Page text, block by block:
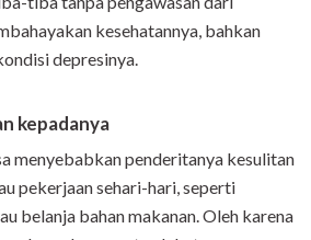
kesehatannya, bahkan
depresinya.
kepadanya
menyebabkan penderitanya kesulitan
pekerjaan sehari-hari, seperti
belanja bahan makanan. Oleh karena